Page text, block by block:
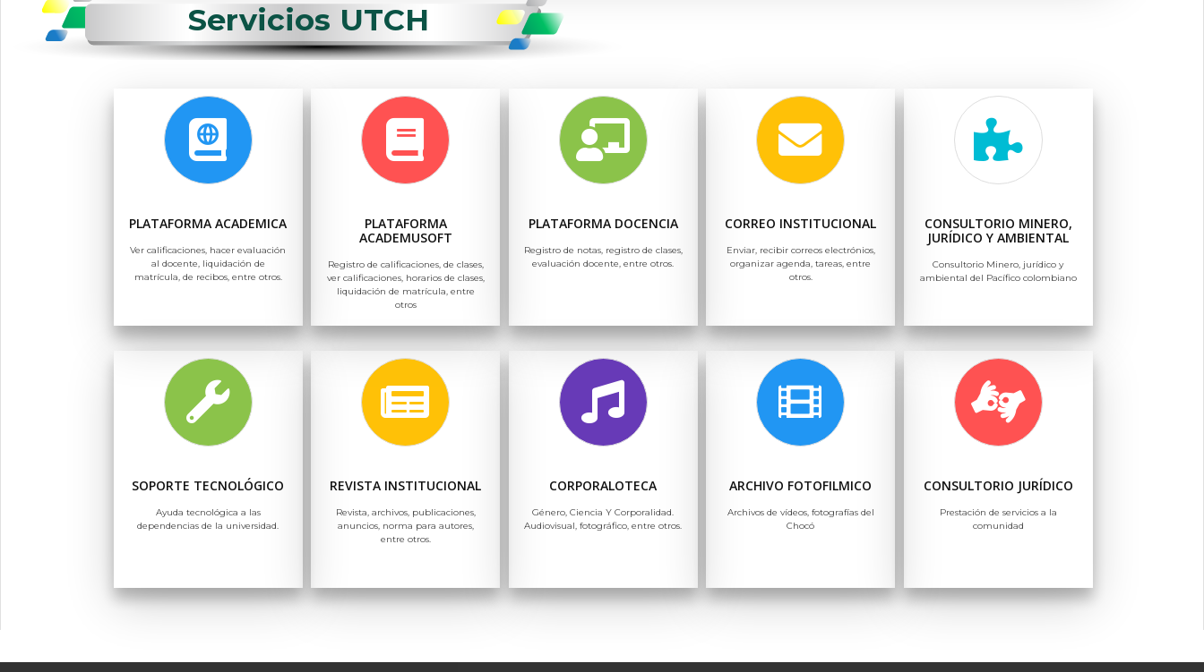
Servicios UTCH
PLATAFORMA ACADEMICA
Ver calificaciones, hacer evaluación
al docente, liquidación de
matrícula, de recibos, entre otros.
PLATAFORMA
ACADEMUSOFT
Registro de calificaciones, de clases,
ver calificaciones, horarios de clases,
liquidación de matrícula, entre
otros
PLATAFORMA DOCENCIA
Registro de notas, registro de clases,
evaluación docente, entre otros.
CORREO INSTITUCIONAL
Enviar, recibir correos electrónios,
organizar agenda, tareas, entre
otros.
CONSULTORIO MINERO,
JURÍDICO Y AMBIENTAL
Consultorio Minero, jurídico y
ambiental del Pacífico colombiano
SOPORTE TECNOLÓGICO
Ayuda tecnológica a las
dependencias de la universidad.
REVISTA INSTITUCIONAL
Revista, archivos, publicaciones,
anuncios, norma para autores,
entre otros.
CORPORALOTECA
Género, Ciencia Y Corporalidad.
Audiovisual, fotográfico, entre otros.
ARCHIVO FOTOFILMICO
Archivos de vídeos, fotografías del
Chocó
CONSULTORIO JURÍDICO
Prestación de servicios a la
comunidad